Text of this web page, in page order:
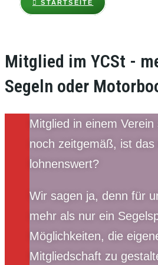
STARTSEITE
Mitglied im YCSt -
Segeln oder
Mitglied in einem
noch zeitgemäß, ist das
lohnenswert?
Wir sagen ja, denn für
mehr als nur ein
Möglichkeiten, die
Mitgliedschaft zu